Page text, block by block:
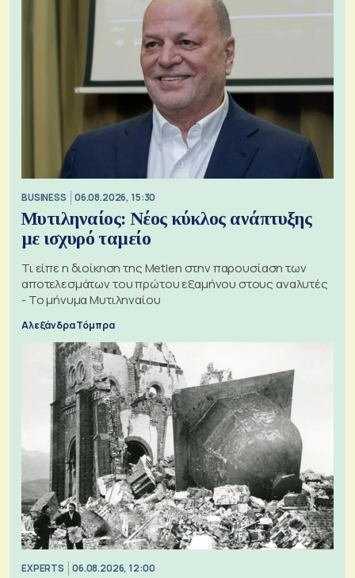
BUSINESS 06.08.2026, 15:30
Μυτιληναίος: Νέος κύκλος ανάπτυξης
με ισχυρό ταμείο
Τι είπε η διοίκηση της Metlen στην παρουσίαση των
αποτελεσμάτων του πρώτου εξαμήνου στους αναλυτές
- Το μήνυμα Μυτιληναίου
Αλεξάνδρα Τόμπρα
EXPERTS 06.08.2026, 12:00